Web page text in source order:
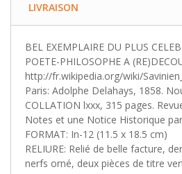
LIVRAISON
BEL EXEMPLAIRE DU PLUS
POETE-PHILOSOPHE A
http://fr.wikipedia.org/wiki/
Paris: Adolphe Delahays, 1858.
COLLATION lxxx, 315 pages.
Notes et une Notice Historique par
FORMAT: In-12 (11.5 x 18.5 cm)
RELIURE: Relié de belle facture,
nerfs orné, deux pièces de titre